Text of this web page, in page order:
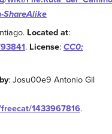
ShareAlike
Located at:
. License: CC0:
: Josu00e9 Antonio Gil
1433967816.